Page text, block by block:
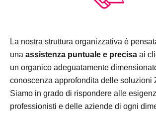
La nostra struttura organizzativa è
una assistenza puntuale e precisa ai
un organico adeguatamente
conoscenza approfondita delle soluzioni
Siamo in grado di rispondere alle
professionisti e delle aziende di ogni